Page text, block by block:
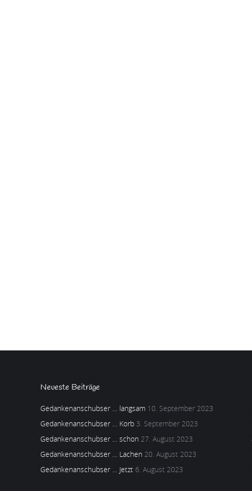
Neueste Beiträge
Gedankenanschubser … langsam 10. September 2023
Gedankenanschubser … Korb 3. September 2023
Gedankenanschubser … schon 27. August 2023
Gedankenanschubser … Lachen 20. August 2023
Gedankenanschubser … Jetzt 6. August 2023